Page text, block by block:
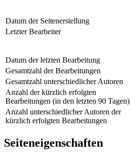
Datum der Seitenerstellung
Letzter Bearbeiter
Datum der letzten Bearbeitung
Gesamtzahl der Bearbeitungen
Gesamtzahl unterschiedlicher Autoren
Anzahl der kürzlich erfolgten
Bearbeitungen (in den letzten 90 Tagen)
Anzahl unterschiedlicher Autoren der
kürzlich erfolgten Bearbeitungen
Seiteneigenschaften